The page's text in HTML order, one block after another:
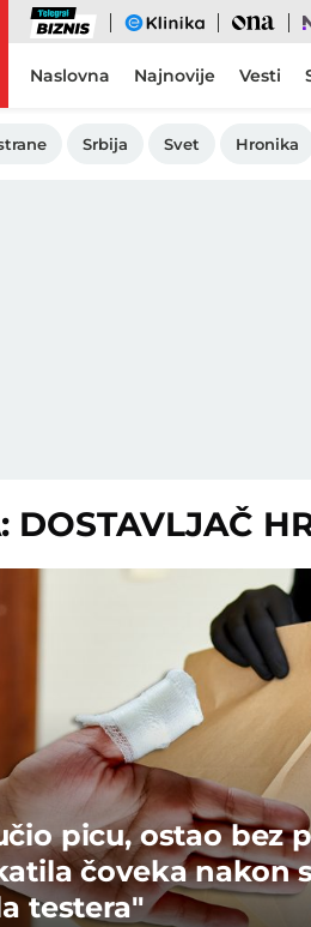
Biznis eKlinika Ona
Naslovna Najnovije Vesti
Srbija Svet Hronika
DOSTAVLJAČ
picu, ostao bez
čoveka nakon
testera"